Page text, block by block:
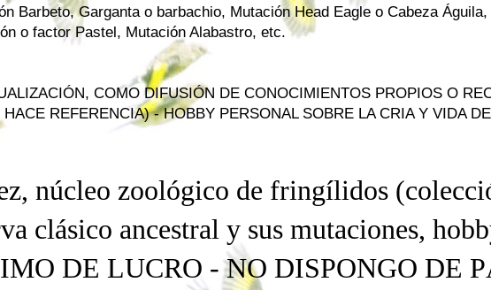
Barbeto, Garganta o barbachio, Mutación Head Eagle o Cabeza
o factor Pastel, Mutación Alabastro, etc.
COMO DIFUSIÓN DE CONOCIMIENTOS PROPIOS O
REFERENCIA) - HOBBY PERSONAL SOBRE LA CRIA Y VIDA
núcleo zoológico de fringílidos
clásico ancestral y sus mutaciones,
DE LUCRO - NO DISPONGO DE